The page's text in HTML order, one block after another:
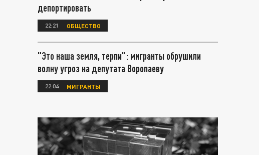
депортировать
22:21 ОБЩЕСТВО
"Это наша земля, терпи": мигранты обрушили
волну угроз на депутата Воропаеву
22:04 МИГРАНТЫ